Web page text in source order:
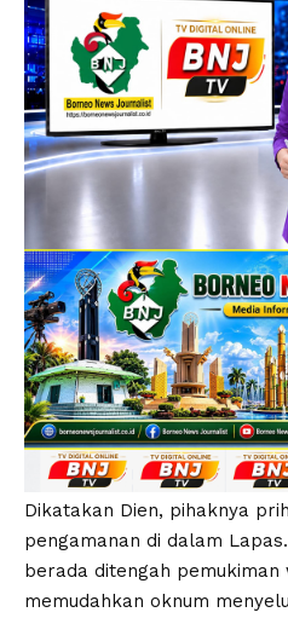
Dikatakan Dien, pihaknya
pengamanan di dalam
berada ditengah pemukiman
memudahkan oknum